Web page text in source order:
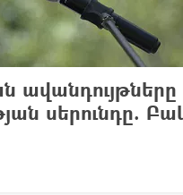
ավանդույթները
սերունդը.